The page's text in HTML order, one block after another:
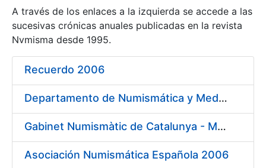
Mostra/Amaga
Mostra/Amaga
A través de los enlaces a la izquierda se accede a las
sucesivas crónicas anuales publicadas en la revista
Nvmisma desde 1995.
Recuerdo 2006
Departamento de Numismática y Medallística Museo Arqueológico Nacional 2006
Gabinet Numismàtic de Catalunya - MNAC 2006
Asociación Numismática Española 2006